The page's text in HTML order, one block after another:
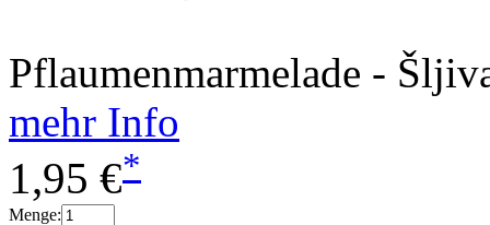
Pflaumenmarmelade -
mehr Info
1,95 €*
Menge: